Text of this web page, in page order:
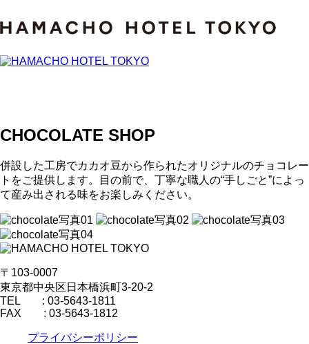
CHOCOLATE SHOP
併設した工房でカカオ豆から作られたオリジナルのチョコレー
トをご提供します。目の前で、丁寧な職人の“手しごと”によっ
て産み出される味をお楽しみください。
〒103-0007
東京都中央区日本橋浜町3-20-2
TEL : 03-5643-1811
FAX : 03-5643-1812
プライバシーポリシー